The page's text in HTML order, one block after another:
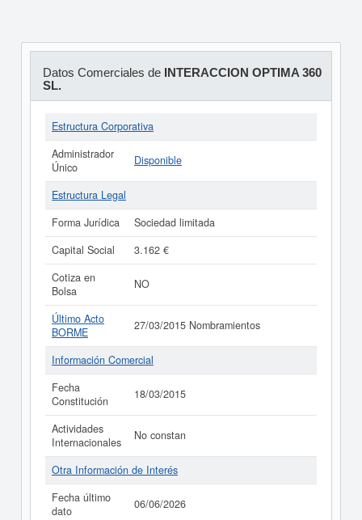
Datos Comerciales de INTERACCION OPTIMA 360
SL.
Estructura Corporativa
Administrador
Único
Disponible
Estructura Legal
Forma Jurídica
Sociedad limitada
Capital Social
3.162 €
Cotiza en
Bolsa
NO
Último Acto
BORME
27/03/2015 Nombramientos
Información Comercial
Fecha
Constitución
18/03/2015
Actividades
Internacionales
No constan
Otra Información de Interés
Fecha último
dato
06/06/2026